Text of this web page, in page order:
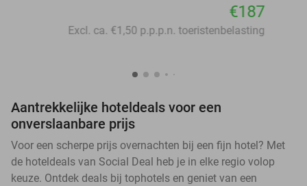
€187
Excl. ca. €1,50 p.p.p.n. toeristenbelasting
Aantrekkelijke hoteldeals voor een
onverslaanbare prijs
Voor een scherpe prijs overnachten bij een fijn hotel? Met
de hoteldeals van Social Deal heb je in elke regio volop
keuze. Ontdek deals bij tophotels en geniet van een